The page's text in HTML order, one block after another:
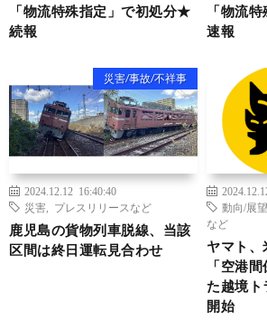
「物流特殊指定」で初処分★
続報
「物流
速報
災害/事故/不祥事
2024.12.12 16:40:40
災害
プレスリリースなど
鹿児島の貨物列車脱線、当該
区間は終日運転見合わせ
動向/展望
など
ヤマト、
「空港
た越境ト
開始